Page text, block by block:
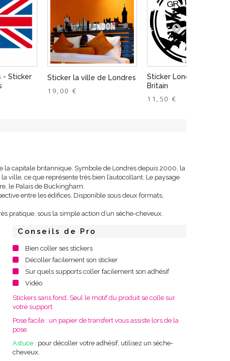
- Sticker
Sticker la ville de Londres
19,00 €
Sticker Londres - Great
Britain
11,50 €
la capitale britannique. Symbole de Londres depuis 2000, la
ce que représente très bien l’autocollant. Le paysage
le Palais de Buckingham.
entre les édifices. Disponible sous deux formats,
pratique, sous la simple action d’un sèche-cheveux.
Conseils de Pro
Bien coller ses stickers
Décoller facilement son sticker
Sur quels supports coller facilement son adhésif
Vidéo
Stickers sans fond. Seul le motif du produit se colle sur
votre support.
Pose facile : un papier de transfert vous assiste lors de la
pose.
Astuce : pour décoller votre adhésif, utilisez un sèche-
cheveux.